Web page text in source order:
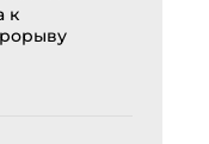
к